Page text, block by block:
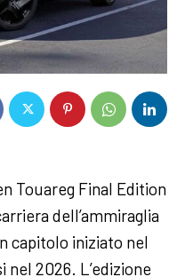
Touareg Final Edition
dell’ammiraglia
capitolo iniziato nel
2026. L’edizione